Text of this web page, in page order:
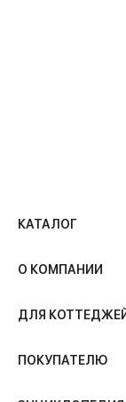
КАТАЛОГ
О КОМПАНИИ
ДЛЯ
ПОКУПАТЕЛЮ